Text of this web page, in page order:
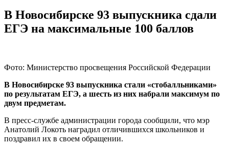
В Новосибирске 93 выпускника сдали
ЕГЭ на максимальные 100 баллов
Фото: Министерство просвещения Российской Федерации
В Новосибирске 93 выпускника стали «стобалльниками»
по результатам ЕГЭ, а шесть из них набрали максимум по
двум предметам.
В пресс-службе администрации города сообщили, что мэр
Анатолий Локоть наградил отличившихся школьников и
поздравил их в своем обращении.